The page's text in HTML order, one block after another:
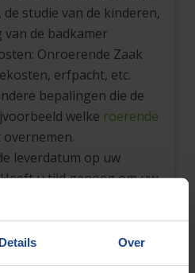
Details Over
studie van de kinderen,
de badkamer
Onroerende Zaak
erfpacht, etc.
bepalingen die de
welke roerende
overnemen.
leverdatum op uw
u tijd genoeg om uw
Op